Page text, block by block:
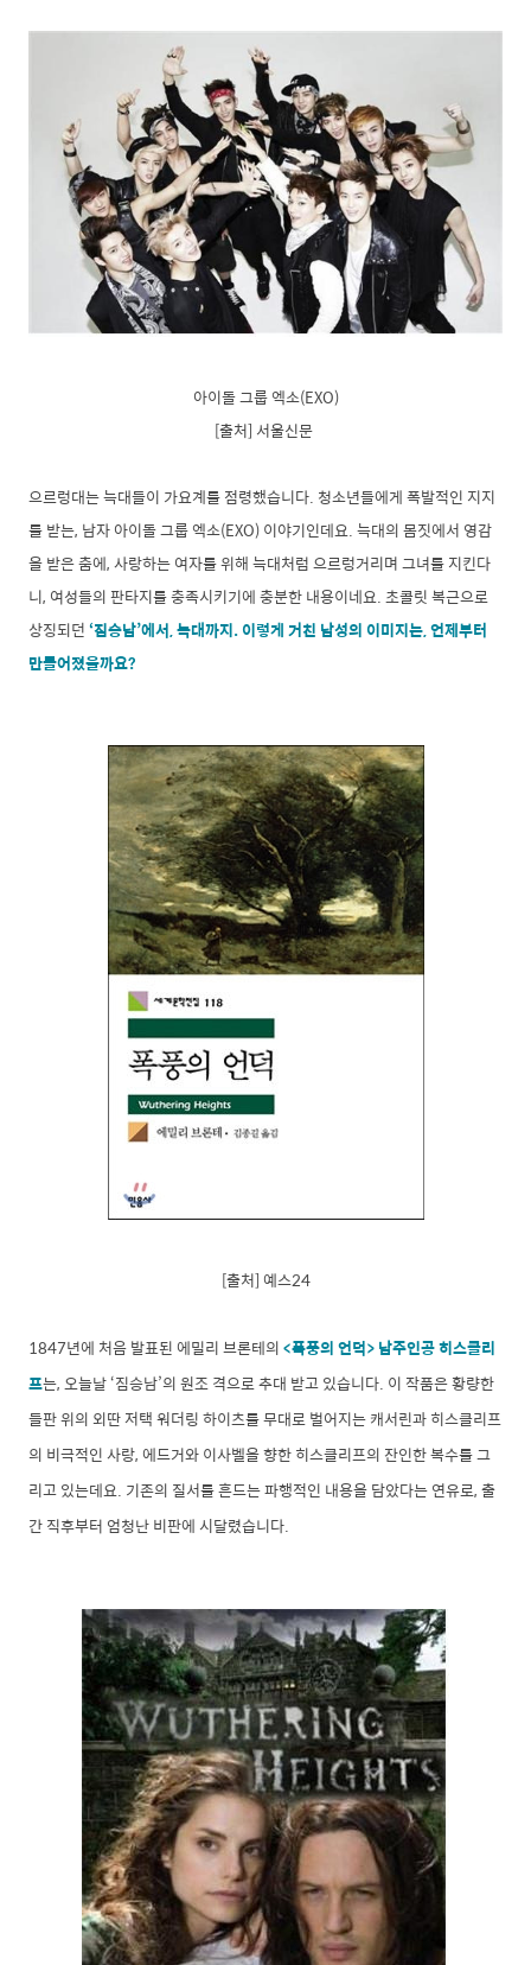
아이돌 그룹 엑소(EXO)
[출처] 서울신문
으르렁대는 늑대들이 가요계를 점령했습니다. 청소년들에게 폭발적인 지지
를 받는, 남자 아이돌 그룹 엑소(EXO) 이야기인데요. 늑대의 몸짓에서 영감
을 받은 춤에, 사랑하는 여자를 위해 늑대처럼 으르렁거리며 그녀를 지킨다
니, 여성들의 판타지를 충족시키기에 충분한 내용이네요. 초콜릿 복근으로
상징되던‘짐승남’에서, 늑대까지. 이렇게 거친 남성의 이미지는, 언제부터
만들어졌을까요?
[출처] 예스24
1847년에 처음 발표된 에밀리 브론테의<폭풍의 언덕>남주인공 히스클리
프는, 오늘날 ‘짐승남’의 원조 격으로 추대 받고 있습니다. 이 작품은황량한
들판 위의 외딴 저택 워더링 하이츠를 무대로 벌어지는 캐서린과 히스클리프
의 비극적인 사랑, 에드거와 이사벨을 향한 히스클리프의 잔인한 복수를 그
리고 있는데요. 기존의 질서를 흔드는 파행적인 내용을 담았다는 연유로, 출
간 직후부터 엄청난 비판에 시달렸습니다.